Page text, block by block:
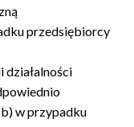
przedsiębiorcy
działalności
w przypadku